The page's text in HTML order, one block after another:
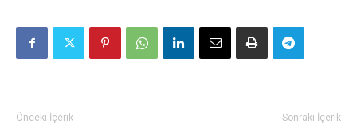
Önceki İçerik Sonraki İçerik